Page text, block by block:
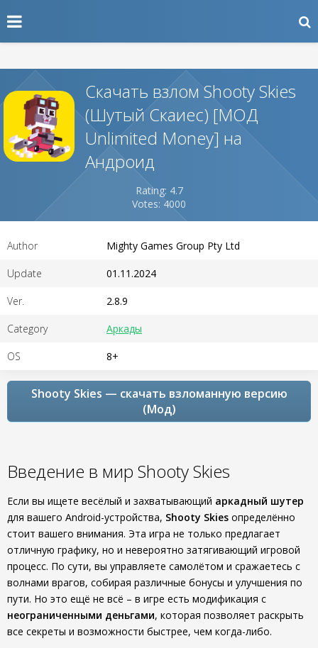
Скачать взлом Shooty Skies
(Шутый Скаиес) [МОД
Unlimited Money] на
Андроид
Rating: 4.7
Votes: 4000
Author Mighty Games Group Pty Ltd
Update 01.11.2024
Ver. 2.8.9
Category Аркады
OS 8+
Shooty Skies — скачать взломанную версию
(Мод)
Введение в мир Shooty Skies
Если вы ищете весёлый и захватывающий аркадный шутер
для вашего Android-устройства, Shooty Skies определённо
стоит вашего внимания. Эта игра не только предлагает
отличную графику, но и невероятно затягивающий игровой
процесс. По сути, вы управляете самолётом и сражаетесь с
волнами врагов, собирая различные бонусы и улучшения по
пути. Но это ещё не всё – в игре есть модификация с
неограниченными деньгами, которая позволяет раскрыть
все секреты и возможности быстрее, чем когда-либо.